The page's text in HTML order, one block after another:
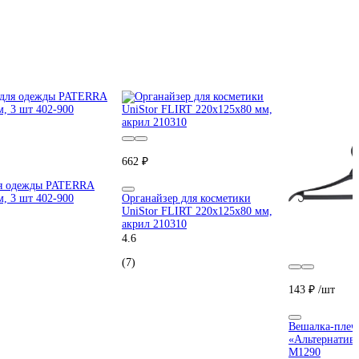
одежды PATERRA
3 шт 402-900
662 ₽
Органайзер для косметики
UniStor FLIRT 220х125х80 мм,
акрил 210310
4.6
(7)
143 ₽ /шт
Вешалка-
М1290